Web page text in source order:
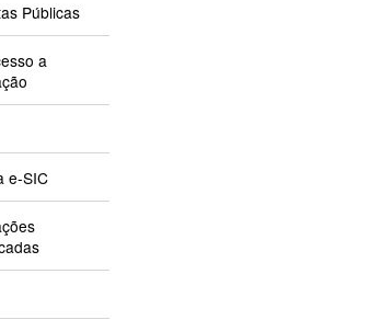
Públicas
a
e-SIC